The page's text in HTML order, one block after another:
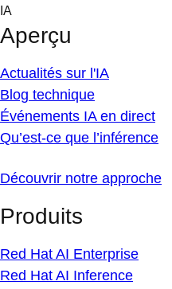
Skip
content
IA
Aperçu
Actualités sur l'IA
Blog technique
Événements IA en direct
Qu’est-ce que l’inférence
Découvrir notre approche
Produits
Red Hat AI Enterprise
Red Hat AI Inference